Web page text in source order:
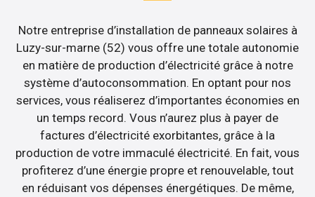
Notre entreprise d’installation de panneaux solaires à
Luzy-sur-marne (52) vous offre une totale autonomie
en matière de production d’électricité grâce à notre
système d’autoconsommation. En optant pour nos
services, vous réaliserez d’importantes économies en
un temps record. Vous n’aurez plus à payer de
factures d’électricité exorbitantes, grâce à la
production de votre immaculé électricité. En fait, vous
profiterez d’une énergie propre et renouvelable, tout
en réduisant vos dépenses énergétiques. De même,